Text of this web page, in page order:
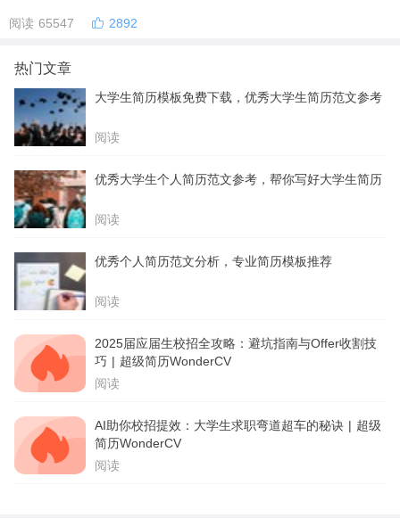
阅读 65547 2892
热门文章
大学生简历模板免费下载，优秀大学生简历范文参考
阅读
优秀大学生个人简历范文参考，帮你写好大学生简历
阅读
优秀个人简历范文分析，专业简历模板推荐
阅读
2025届应届生校招全攻略：避坑指南与Offer收割技
巧 | 超级简历WonderCV
阅读
AI助你校招提效：大学生求职弯道超车的秘诀 | 超级
简历WonderCV
阅读